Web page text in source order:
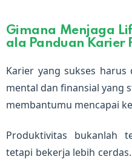
Gimana Menjaga
ala Panduan Karier
Karier yang sukses
mental dan finansial yang
membantumu mencapai
Produktivitas bukanlah
tetapi bekerja lebih